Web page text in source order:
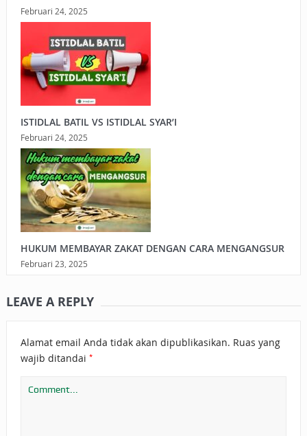
Februari 24, 2025
ISTIDLAL BATIL VS ISTIDLAL SYAR’I
Februari 24, 2025
HUKUM MEMBAYAR ZAKAT DENGAN CARA MENGANGSUR
Februari 23, 2025
LEAVE A REPLY
Alamat email Anda tidak akan dipublikasikan. Ruas yang
wajib ditandai *